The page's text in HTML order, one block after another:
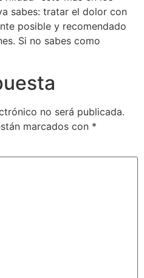
sabes: tratar el dolor con
posible y recomendado
Si no sabes como
no será publicada.
marcados con *